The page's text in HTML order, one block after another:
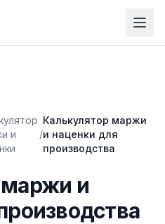
и
/
Калькулятор маржи
и наценки для
производства
маржи и